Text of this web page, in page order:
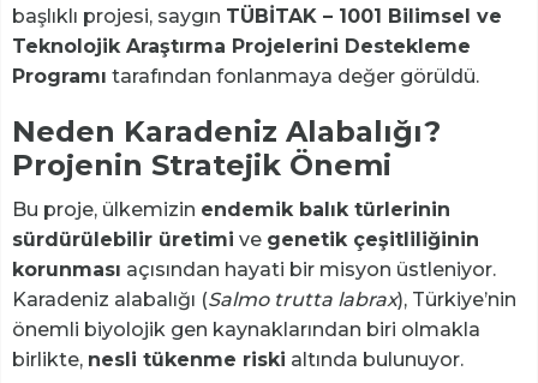
başlıklı projesi, saygın TÜBİTAK – 1001 Bilimsel ve
Teknolojik Araştırma Projelerini Destekleme
Programı tarafından fonlanmaya değer görüldü.
Neden Karadeniz Alabalığı?
Projenin Stratejik Önemi
Bu proje, ülkemizin endemik balık türlerinin
sürdürülebilir üretimi ve genetik çeşitliliğinin
korunması açısından hayati bir misyon üstleniyor.
Karadeniz alabalığı (Salmo trutta labrax), Türkiye’nin
önemli biyolojik gen kaynaklarından biri olmakla
birlikte, nesli tükenme riski altında bulunuyor.